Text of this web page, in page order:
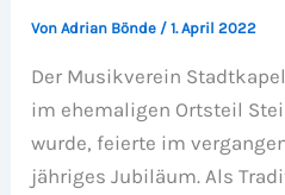
VonAdrian Bönde /1. April 2022
Der Musikverein
im ehemaligen Ortsteil
wurde, feierte im
jähriges Jubiläum. Als